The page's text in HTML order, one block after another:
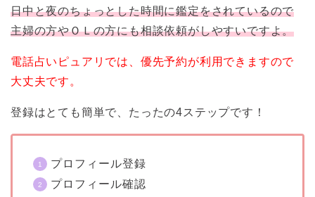
日中と夜のちょっとした時間に鑑定をされているので
主婦の方やＯＬの方にも相談依頼がしやすいですよ。
電話占いピュアリでは、優先予約が利用できますので
大丈夫です。
登録はとても簡単で、たったの4ステップです！
プロフィール登録
プロフィール確認